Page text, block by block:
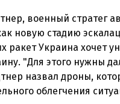
военный стратег
новую стадию
Украина хочет
"Для этого нужны
назвал дроны,
облегчения